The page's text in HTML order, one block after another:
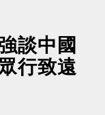
談中國
行致遠